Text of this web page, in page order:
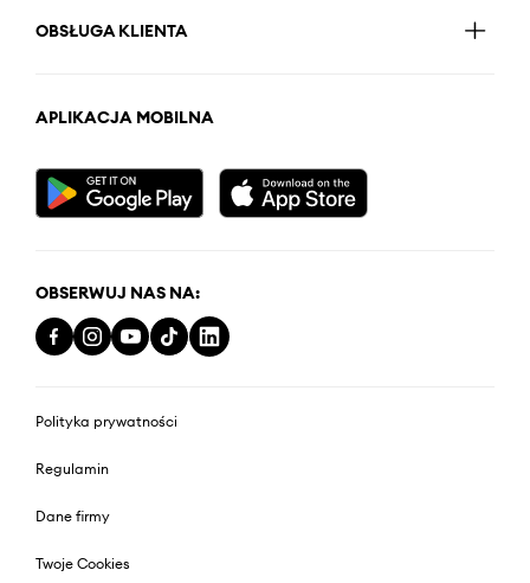
OBSŁUGA KLIENTA
APLIKACJA MOBILNA
OBSERWUJ NAS NA:
Polityka prywatności
Regulamin
Dane firmy
Twoje Cookies